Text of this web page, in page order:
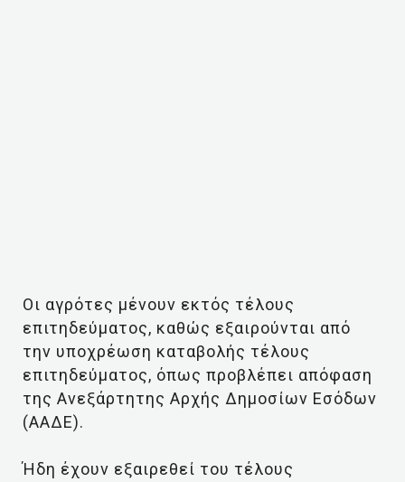
Οι αγρότες μένουν εκτός τέλους
επιτηδεύματος, καθώς εξαιρούνται από
την υποχρέωση καταβολής τέλους
επιτηδεύματος, όπως προβλέπει απόφαση
της Ανεξάρτητης Αρχής Δημοσίων Εσόδων
(ΑΑΔΕ).
Ήδη έχουν εξαιρεθεί του τέλους